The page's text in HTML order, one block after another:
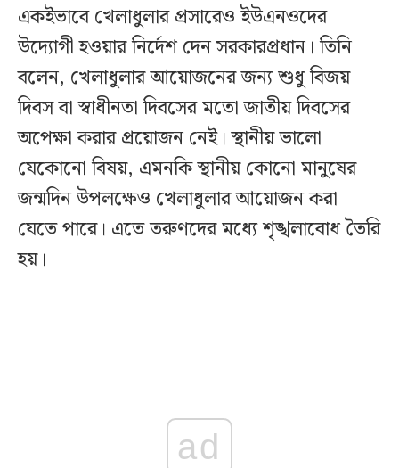
একইভাবে খেলাধুলার প্রসারেও ইউএনওদের
উদ্যোগী হওয়ার নির্দেশ দেন সরকারপ্রধান। তিনি
বলেন, খেলাধুলার আয়োজনের জন্য শুধু বিজয়
দিবস বা স্বাধীনতা দিবসের মতো জাতীয় দিবসের
অপেক্ষা করার প্রয়োজন নেই। স্থানীয় ভালো
যেকোনো বিষয়, এমনকি স্থানীয় কোনো মানুষের
জন্মদিন উপলক্ষেও খেলাধুলার আয়োজন করা
যেতে পারে। এতে তরুণদের মধ্যে শৃঙ্খলাবোধ তৈরি
হয়।
ad